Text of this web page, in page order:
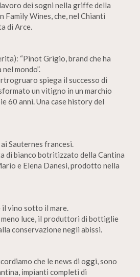
dei sogni nella griffe della
Family Wines, che, nel Chianti
di Arce.
“Pinot Grigio, brand che ha
mondo”.
spiega il successo di
un vitigno in un marchio
60 anni. Una case history del
Sauternes francesi.
di bianco botritizzato della Cantina
e Elena Danesi, prodotto nella
il vino sotto il mare.
luce, iI produttori di bottiglie
conservazione negli abissi.
che le news di oggi, sono
impianti completi di